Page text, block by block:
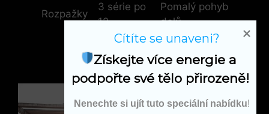
Rozpažky
3 série po
12
Pomalý pohyb
dolů
Získejte více energie a
podpořte své tělo přirozeně!
Nenechte si ujít tuto speciální nabídku!
Cítíte se unaveni?